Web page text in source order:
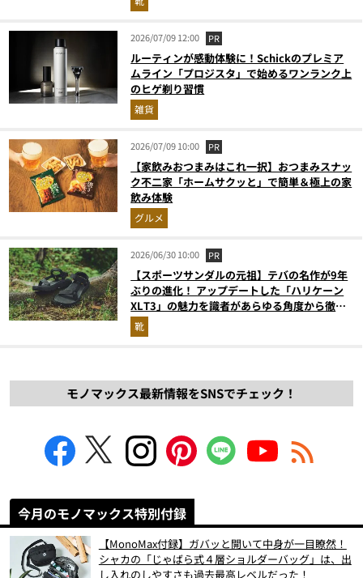
2026/07/09 12:00 PR
ルーティンが感動体験に！Schickのプレミア
ムライン「プロジスタ」で始めるワンランク上
のヒゲ剃り習慣
雑貨
2026/07/09 10:00 PR
【家飲みおつまみはこれ一択】おつまみスナッ
ク不二家「ホームサクッと」で簡単＆極上の家
飲み体験
グルメ
2026/06/30 10:00 PR
【スポーツサンダルの元祖】テバの名作が9年
ぶりの進化！ アップデートした「ハリケーン
XLT3」の魅力を識者があらゆる角度から徹底
解説！
靴
モノマックス最新情報をSNSでチェック！
今月のモノマックス特別付録
【MonoMax付録】ガバッと開いて中身が一目瞭然！
シャカの「じゃばら式４層ショルダーバッグ」は、出
し入れのしやすさも過去最高レベルだった！